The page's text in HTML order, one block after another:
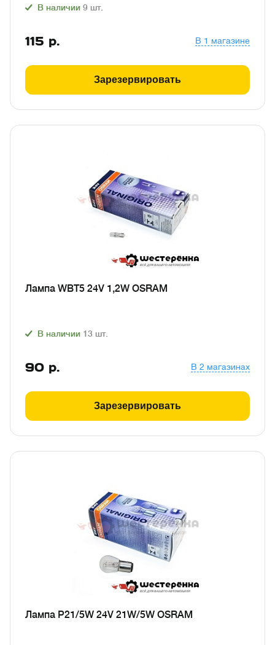
В наличии 9 шт.
115 р. В 1 магазине
Зарезервировать
Лампа WBT5 24V 1,2W OSRAM
В наличии 13 шт.
90 р. В 2 магазинах
Зарезервировать
Лампа P21/5W 24V 21W/5W OSRAM